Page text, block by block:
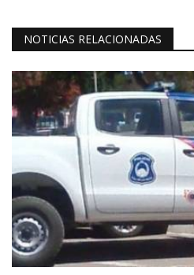
NOTICIAS RELACIONADAS